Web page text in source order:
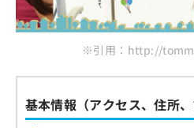
※引用：http://
基本情報（アクセス、住所、